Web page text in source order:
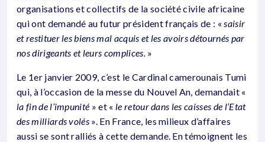
organisations et collectifs de la société civile africaine
qui ont demandé au futur président français de : «saisir
et restituer les biens mal acquis et les avoirs détournés par
nos dirigeants et leurs complices.»
Le 1er janvier 2009, c’est le Cardinal camerounais Tumi
qui, à l’occasion de la messe du Nouvel An, demandait «
la fin de l’impunité » et « le retour dans les caisses de l’Etat
des milliards volés ». En France, les milieux d’affaires
aussi se sont ralliés à cette demande. En témoignent les